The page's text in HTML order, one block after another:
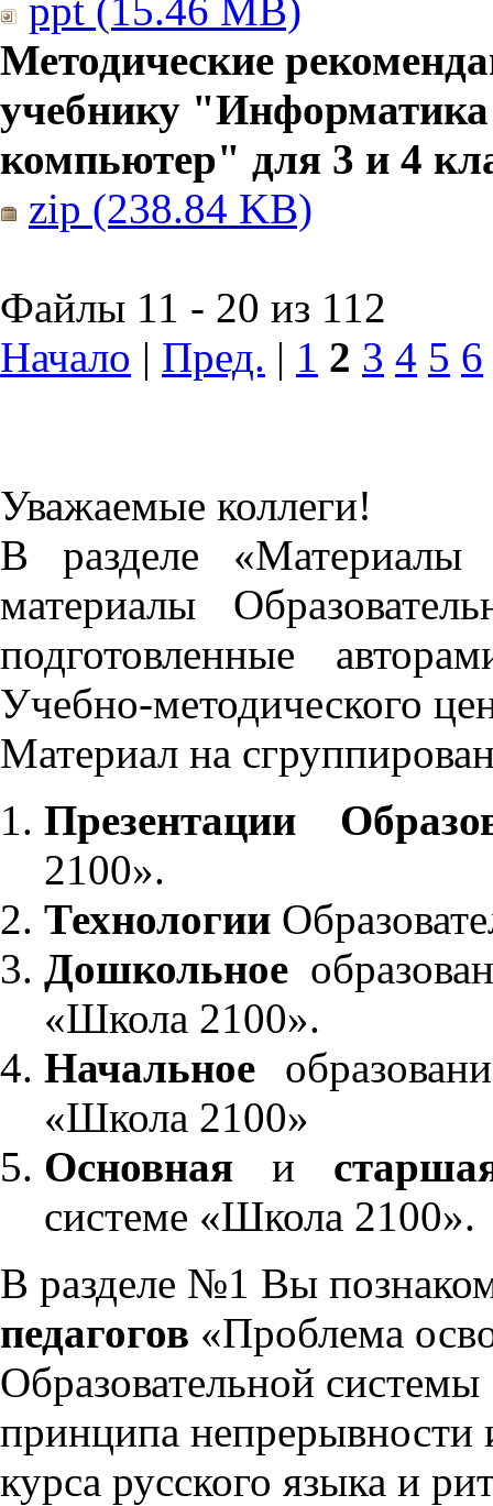
ppt (15.46 MB)
Методические
учебнику
компьютер" для 3 и 4
zip (238.84 KB)
Файлы 11 - 20 из 112
Начало | Пред. | 1 2 3 4 5 6
Уважаемые коллеги!
В разделе «Материалы
материалы
подготовленные
Учебно-методического
Материал на
Презентации
2100».
Технологии
Дошкольное
«Школа 2100».
Начальное
«Школа 2100»
Основнаяи
системе «Школа 2100».
В разделе №1 Вы
педагогов «Проблема
Образовательной
принципа непрерывности
курса русского языка и